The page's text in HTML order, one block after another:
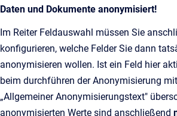
Daten und Dokumente anonymisiert!
Im Reiter Feldauswahl müssen Sie
konfigurieren, welche Felder Sie dann
anonymisieren wollen. Ist ein Feld hier
beim durchführen der Anonymisierung
„Allgemeiner Anonymisierungstext"
anonymisierten Werte sind anschließend